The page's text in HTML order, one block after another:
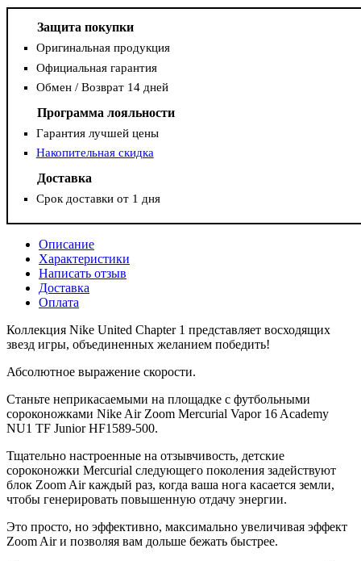
Защита покупки
Оригинальная продукция
Официальная гарантия
Обмен / Возврат 14 дней
Программа лояльности
Гарантия лучшей цены
Накопительная скидка
Доставка
Срок доставки от 1 дня
Описание
Характеристики
Написать отзыв
Доставка
Оплата
Коллекция Nike United Chapter 1 представляет восходящих
звезд игры, объединенных желанием победить!
Абсолютное выражение скорости.
Станьте неприкасаемыми на площадке с футбольными
сороконожками Nike Air Zoom Mercurial Vapor 16 Academy
NU1 TF Junior HF1589-500.
Тщательно настроенные на отзывчивость, детские
сороконожки Mercurial следующего поколения задействуют
блок Zoom Air каждый раз, когда ваша нога касается земли,
чтобы генерировать повышенную отдачу энергии.
Это просто, но эффективно, максимально увеличивая эффект
Zoom Air и позволяя вам дольше бежать быстрее.